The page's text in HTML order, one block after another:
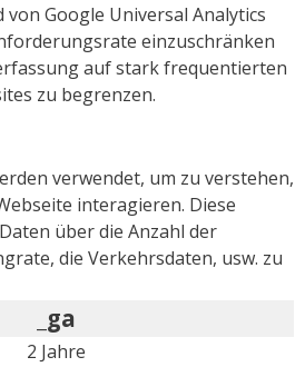
von Google Universal Analytics
einzuschränken
auf stark frequentierten
zu begrenzen.
verwendet, um zu verstehen,
interagieren. Diese
über die Anzahl der
die Verkehrsdaten, usw. zu
_ga
2 Jahre